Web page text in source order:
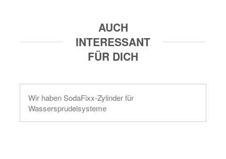
AUCH
INTERESSANT
FÜR DICH
Wir haben SodaFixx-Zylinder für
Wassersprudelsysteme